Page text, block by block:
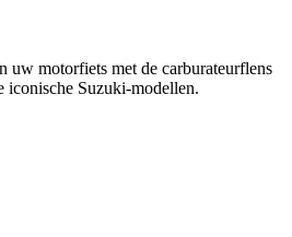
uw motorfiets met de carburateurflens
iconische Suzuki-modellen.